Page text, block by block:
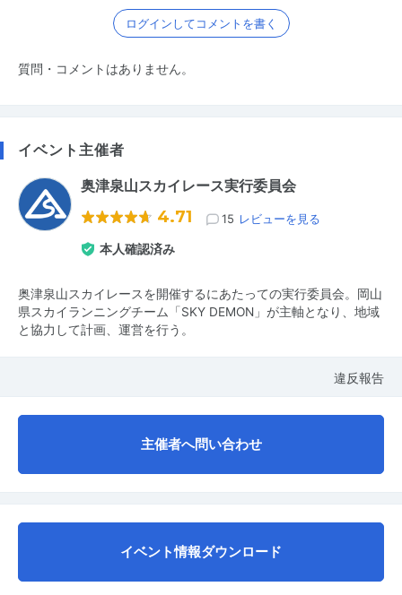
ログインしてコメントを書く
質問・コメントはありません。
イベント主催者
奥津泉山スカイレース実行委員会
4.71 15 レビューを見る
本人確認済み
奥津泉山スカイレースを開催するにあたっての実行委員会。岡山
県スカイランニングチーム「SKY DEMON」が主軸となり、地域
と協力して計画、運営を行う。
違反報告
主催者へ問い合わせ
イベント情報ダウンロード